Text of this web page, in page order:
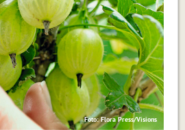
Foto: Flora Press/Visions